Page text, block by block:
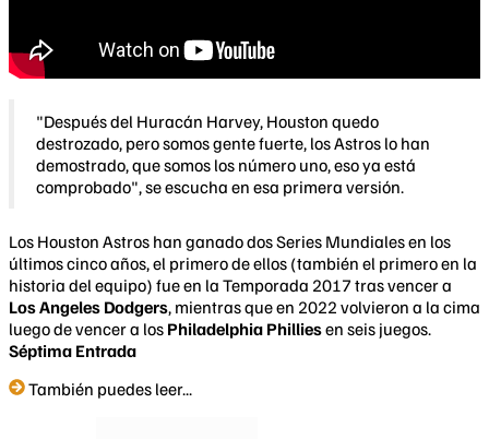
"Después del Huracán Harvey, Houston quedo
destrozado, pero somos gente fuerte, los Astros lo han
demostrado, que somos los número uno, eso ya está
comprobado", se escucha en esa primera versión.
Los Houston Astros han ganado dos Series Mundiales en los
últimos cinco años, el primero de ellos (también el primero en la
historia del equipo) fue en la Temporada 2017 tras vencer a
Los Angeles Dodgers, mientras que en 2022 volvieron a la cima
luego de vencer a los Philadelphia Philliesen seis juegos.
Séptima Entrada
También puedes leer...